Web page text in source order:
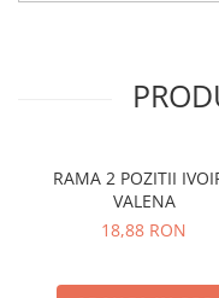
scurt-circuit si scurgeri
RAMA 2 POZITII
VALENA
18,88 RON